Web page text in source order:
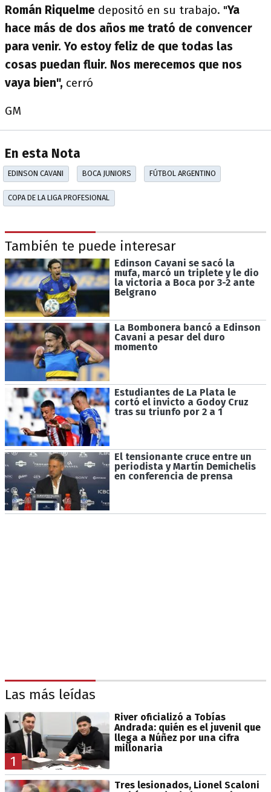
Román Riquelme depositó en su trabajo. "Ya
hace más de dos años me trató de convencer
para venir. Yo estoy feliz de que todas las
cosas puedan fluir. Nos merecemos que nos
vaya bien", cerró
GM
En esta Nota
EDINSON CAVANI BOCA JUNIORS FÚTBOL ARGENTINO
COPA DE LA LIGA PROFESIONAL
También te puede interesar
Edinson Cavani se sacó la
mufa, marcó un triplete y le dio
la victoria a Boca por 3-2 ante
Belgrano
La Bombonera bancó a Edinson
Cavani a pesar del duro
momento
Estudiantes de La Plata le
cortó el invicto a Godoy Cruz
tras su triunfo por 2 a 1
El tensionante cruce entre un
periodista y Martín Demichelis
en conferencia de prensa
Las más leídas
1
River oficializó a Tobías
Andrada: quién es el juvenil que
llega a Núñez por una cifra
millonaria
Tres lesionados, Lionel Scaloni